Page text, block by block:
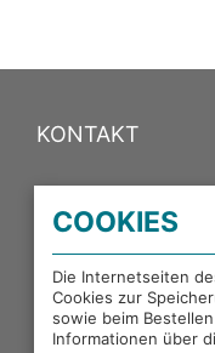
KONTAKT
PORTALE DES
EXTERNE LINKS
COOKIES
Die Internetseiten
Cookies zur
sowie beim
Informationen über